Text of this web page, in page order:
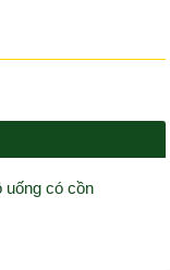
uống có cồn